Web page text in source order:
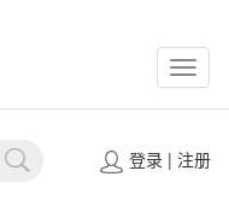
登录| 注册